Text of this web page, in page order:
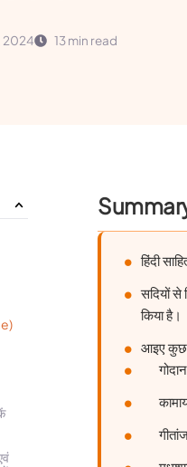
2024 13 min read
हिंदी
सदियों
किया है।
आइए कुछ